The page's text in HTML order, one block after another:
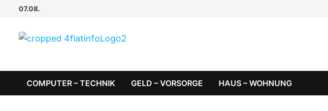
springen
07.08.
COMPUTER – TECHNIK GELD – VORSORGE HAUS – WOHNUNG